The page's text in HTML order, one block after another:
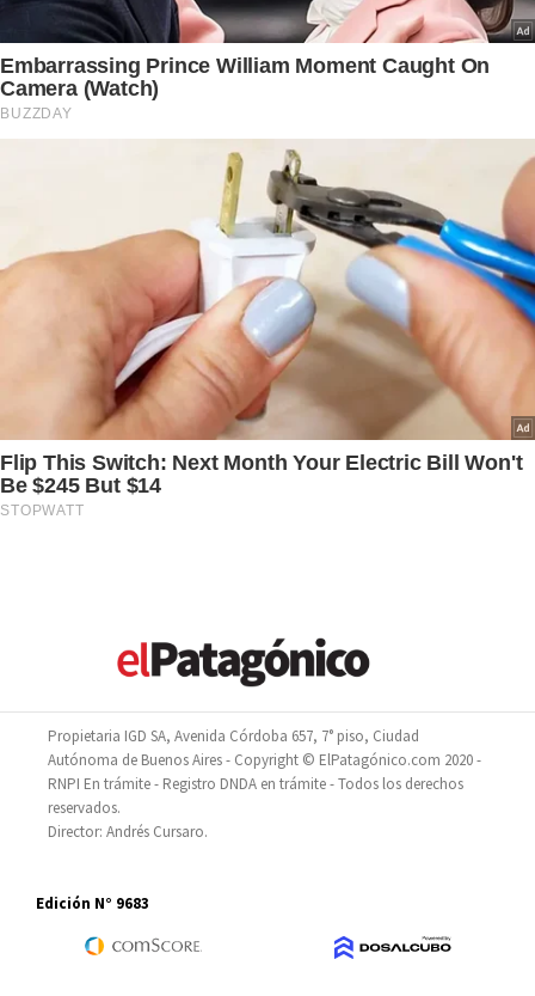
Propietaria IGD SA, Avenida Córdoba 657, 7° piso, Ciudad
Autónoma de Buenos Aires - Copyright © ElPatagónico.com 2020 -
RNPI En trámite - Registro DNDA en trámite - Todos los derechos
reservados.
Director: Andrés Cursaro.
Edición N° 9683